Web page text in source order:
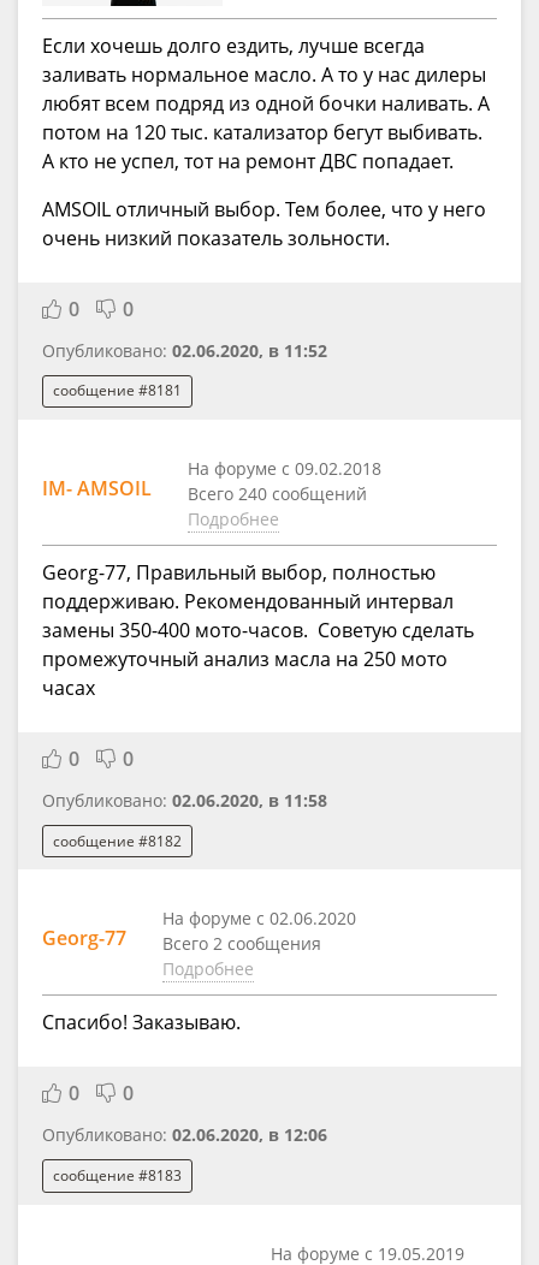
Если хочешь долго ездить, лучше всегда
заливать нормальное масло. А то у нас дилеры
любят всем подряд из одной бочки наливать. А
потом на 120 тыс. катализатор бегут выбивать.
А кто не успел, тот на ремонт ДВС попадает.
AMSOIL отличный выбор. Тем более, что у него
очень низкий показатель зольности.
0 0
Опубликовано: 02.06.2020, в 11:52
сообщение #8181
IM- AMSOIL
На форуме с 09.02.2018
Всего 240 сообщений
Подробнее
Georg-77, Правильный выбор, полностью
поддерживаю. Рекомендованный интервал
замены 350-400 мото-часов. Советую сделать
промежуточный анализ масла на 250 мото
часах
0 0
Опубликовано: 02.06.2020, в 11:58
сообщение #8182
Georg-77
На форуме с 02.06.2020
Всего 2 сообщения
Подробнее
Спасибо! Заказываю.
0 0
Опубликовано: 02.06.2020, в 12:06
сообщение #8183
На форуме с 19.05.2019